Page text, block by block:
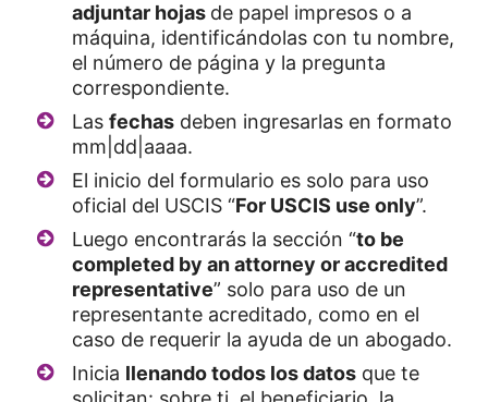
adjuntar hojas de papel impresos o a
máquina, identificándolas con tu nombre,
el número de página y la pregunta
correspondiente.
Las fechas deben ingresarlas en formato
mm|dd|aaaa.
El inicio del formulario es solo para uso
oficial del USCIS “For USCIS use only”.
Luego encontrarás la sección “to be
completed by an attorney or accredited
representative” solo para uso de un
representante acreditado, como en el
caso de requerir la ayuda de un abogado.
Inicia llenando todos los datos que te